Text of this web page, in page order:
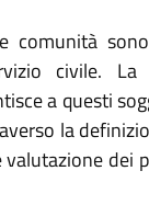
comunità
civile. La
a questi
la
valutazione dei